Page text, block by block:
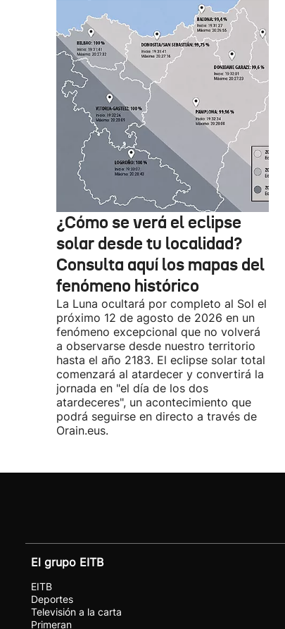
¿Cómo se verá el eclipse
solar desde tu localidad?
Consulta aquí los mapas del
fenómeno histórico
La Luna ocultará por completo al Sol el
próximo 12 de agosto de 2026 en un
fenómeno excepcional que no volverá
a observarse desde nuestro territorio
hasta el año 2183. El eclipse solar total
comenzará al atardecer y convertirá la
jornada en "el día de los dos
atardeceres", un acontecimiento que
podrá seguirse en directo a través de
Orain.eus.
El grupo EITB
EITB
Deportes
Televisión a la carta
Primeran